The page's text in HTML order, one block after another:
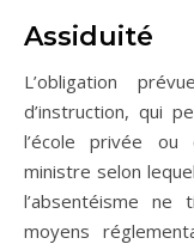
Assiduité
L’obligation
d’instruction, qui
l’école privée ou
ministre selon
l’absentéisme
moyens